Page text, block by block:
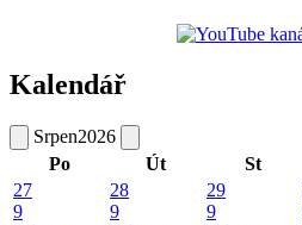
Kalendář
Srpen2026
Po
Út St
27
9
28
9
29
9